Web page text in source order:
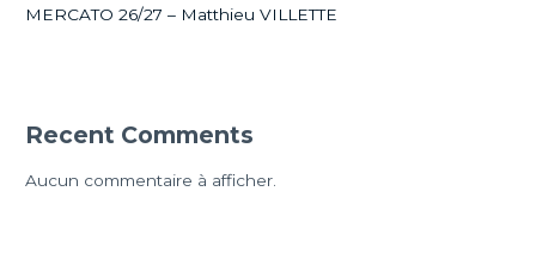
MERCATO 26/27 – Matthieu VILLETTE
Recent Comments
Aucun commentaire à afficher.